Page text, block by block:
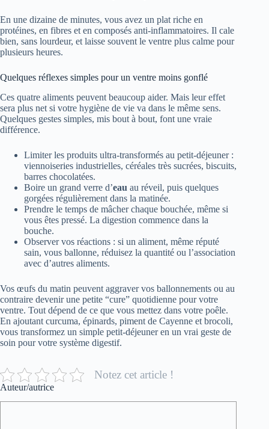
En une dizaine de minutes, vous avez un plat riche en
protéines, en fibres et en composés anti-inflammatoires. Il cale
bien, sans lourdeur, et laisse souvent le ventre plus calme pour
plusieurs heures.
Quelques réflexes simples pour un ventre moins gonflé
Ces quatre aliments peuvent beaucoup aider. Mais leur effet
sera plus net si votre hygiène de vie va dans le même sens.
Quelques gestes simples, mis bout à bout, font une vraie
différence.
Limiter les produits ultra-transformés au petit-déjeuner :
viennoiseries industrielles, céréales très sucrées, biscuits,
barres chocolatées.
Boire un grand verre d’eau au réveil, puis quelques
gorgées régulièrement dans la matinée.
Prendre le temps de mâcher chaque bouchée, même si
vous êtes pressé. La digestion commence dans la
bouche.
Observer vos réactions : si un aliment, même réputé
sain, vous ballonne, réduisez la quantité ou l’association
avec d’autres aliments.
Vos œufs du matin peuvent aggraver vos ballonnements ou au
contraire devenir une petite “cure” quotidienne pour votre
ventre. Tout dépend de ce que vous mettez dans votre poêle.
En ajoutant curcuma, épinards, piment de Cayenne et brocoli,
vous transformez un simple petit-déjeuner en un vrai geste de
soin pour votre système digestif.
Notez cet article !
Auteur/autrice